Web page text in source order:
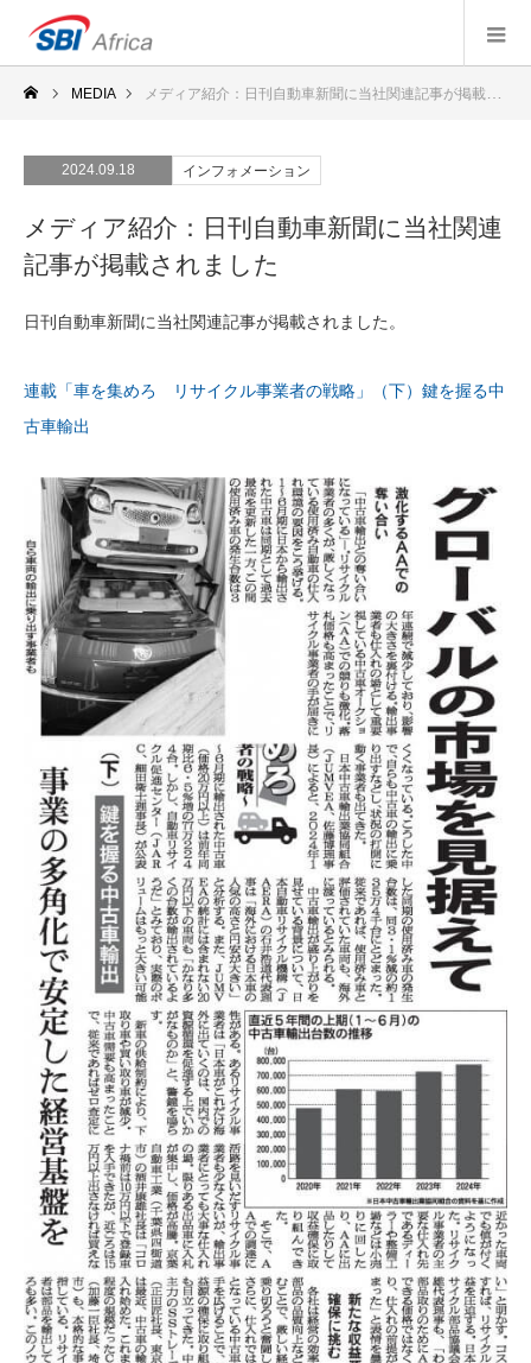
MEDIA メディア紹介：日刊自動車新聞に当社関連記事が掲載されました
2024.09.18 インフォメーション
メディア紹介：日刊自動車新聞に当社関連
記事が掲載されました
日刊自動車新聞に当社関連記事が掲載されました。
連載「車を集めろ リサイクル事業者の戦略」（下）鍵を握る中
古車輸出